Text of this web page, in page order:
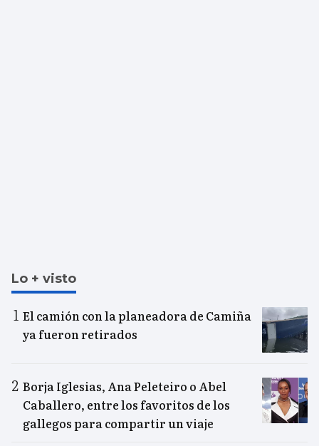
Lo + visto
El camión con la planeadora de Camiña
ya fueron retirados
Borja Iglesias, Ana Peleteiro o Abel
Caballero, entre los favoritos de los
gallegos para compartir un viaje